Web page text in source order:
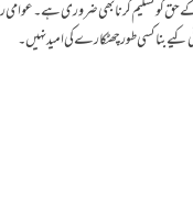
کو تسلیم کرنا بھی ضروری ہے۔ عوامی
کیے بنا کسی طور چھٹکارے کی امید نہیں۔